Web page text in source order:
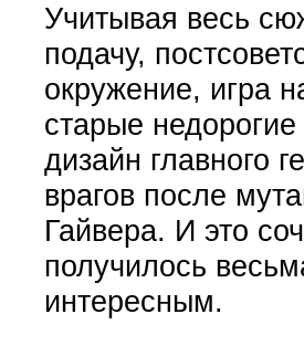
Учитывая весь
подачу,
окружение, игра
старые
дизайн главного
врагов после
Гайвера. И это
получилось
интересным.